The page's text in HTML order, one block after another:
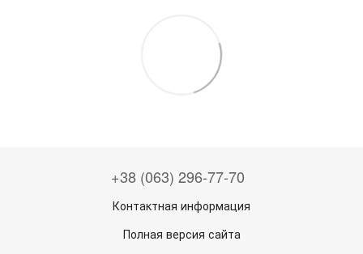
+38 (063) 296-77-70
Контактная информация
Полная версия сайта